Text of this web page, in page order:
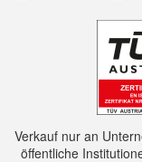
Verkauf nur an
öffentliche